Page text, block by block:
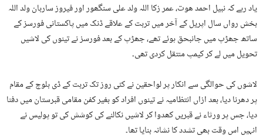
یاد رہے کہ نبیل احمد ھوت، عمر زکا اللہ ولد علی سنگھور اور فیروز ساربان ولد اللہ
بخش رواں سال اپریل کے آخر میں تربت کے علاقے ڈنک میں پاکستانی فورسز کے
ساتھ جھڑپ میں جانبحق ہوئے تھے، جھڑپ کے بعد فورسز نے تینوں کی لاشیں
تحویل میں لے کر کیمپ منتقل کردی تھی۔
لاشوں کی حوالگی سے انکار پر لواحقین نے کئی روز تک تربت کے ڈی بلوچ کے مقام
پر دھرنا دیا، بعد ازاں انتظامیہ نے تینوں افراد کو بغیر کفن مقامی قبرستان میں دفنا
دیا، جس پر ورثاء نے قبریں کھدوا کر لاشیں نکالنے کی کوشش کی تو پولیس نے
انہیں اس وقت بھی تشدد کا نشانہ بنایا تھا۔